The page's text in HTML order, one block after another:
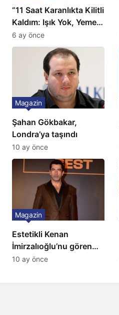
“11 Saat Karanlıkta Kilitli
Kaldım: Işık Yok, Yemek
Yok, Tuvalet Yok!”
Çağla Şikel’den Şok
6 ay önce
Şahan Gökbakar,
Londra’ya taşındı
Magazin
10 ay önce
Estetikli Kenan
İmirzalıoğlu’nu gören
tanıyamıyor: Son hali
Magazin
10 ay önce